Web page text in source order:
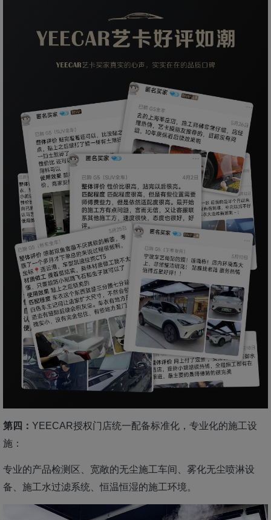
第四： YEECAR授权门店统一配备标准化，专业化的施工设
施：
专业的产品检测区、宽敞的无尘施工车间、雾化无尘喷淋设
备、施工水过滤系统、恒温恒湿的施工环境。